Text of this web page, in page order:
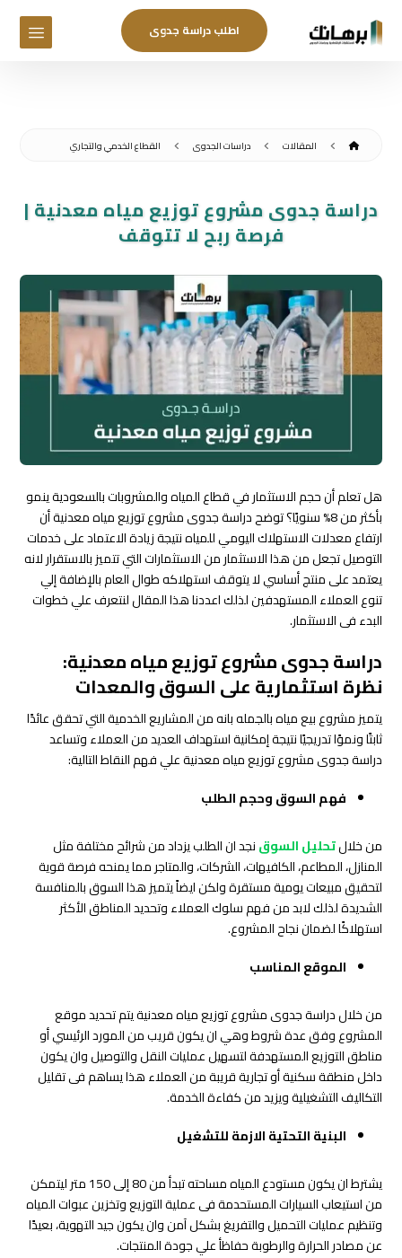
اطلب دراسة جدوى
المقالات دراسات الجدوى القطاع الخدمي والتجاري
دراسة جدوى مشروع توزيع مياه معدنية |
فرصة ربح لا تتوقف
هل تعلم أن حجم الاستثمار في قطاع المياه والمشروبات بالسعودية ينمو
بأكثر من 8% سنويًا؟ توضح دراسة جدوى مشروع توزيع مياه معدنية أن
ارتفاع معدلات الاستهلاك اليومي للمياه نتيجة زيادة الاعتماد على خدمات
التوصيل تجعل من هذا الاستثمار من الاستثمارات التي تتميز بالاستقرار لانه
يعتمد على منتج أساسي لا يتوقف استهلاكه طوال العام بالإضافة إلي
تنوع العملاء المستهدفين لذلك اعددنا هذا المقال لنتعرف علي خطوات
البدء فى الاستثمار.
دراسة جدوى مشروع توزيع مياه معدنية:
نظرة استثمارية على السوق والمعدات
يتميز مشروع بيع مياه بالجمله بانه من المشاريع الخدمية التي تحقق عائدًا
ثابتًا ونموًا تدريجيًا نتيجة إمكانية استهداف العديد من العملاء وتساعد
دراسة جدوى مشروع توزيع مياه معدنية علي فهم النقاط التالية:
فهم السوق وحجم الطلب
من خلالتحليل السوقنجد ان الطلب يزداد من شرائح مختلفة مثل
المنازل، المطاعم، الكافيهات، الشركات، والمتاجر مما يمنحه فرصة قوية
لتحقيق مبيعات يومية مستقرة ولكن ايضاً يتميز هذا السوق بالمنافسة
الشديدة لذلك لابد من فهم سلوك العملاء وتحديد المناطق الأكثر
استهلاكًا لضمان نجاح المشروع.
الموقع المناسب
من خلال دراسة جدوى مشروع توزيع مياه معدنية يتم تحديد موقع
المشروع وفق عدة شروط وهي ان يكون قريب من المورد الرئيسي أو
مناطق التوزيع المستهدفة لتسهيل عمليات النقل والتوصيل وان يكون
داخل منطقة سكنية أو تجارية قريبة من العملاء هذا يساهم فى تقليل
التكاليف التشغيلية ويزيد من كفاءة الخدمة.
البنية التحتية الازمة للتشغيل
يشترط ان يكون مستودع المياه مساحته تبدأ من 80 إلى 150 متر ليتمكن
من استيعاب السيارات المستحدمة فى عملية التوزيع وتخزين عبوات المياه
وتنظيم عمليات التحميل والتفريغ بشكل آمن وان يكون جيد التهوية، بعيدًا
عن مصادر الحرارة والرطوبة حفاظأ علي جودة المنتجات.